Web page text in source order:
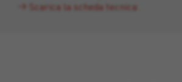
Scarica la scheda tecnica